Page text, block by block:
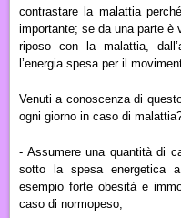
contrastare la malattia
importante; se da una parte è
riposo con la malattia,
l’energia spesa per il
Venuti a conoscenza di
ogni giorno in caso di
- Assumere una quantità di
sotto la spesa energetica
esempio forte obesità e
caso di normopeso;